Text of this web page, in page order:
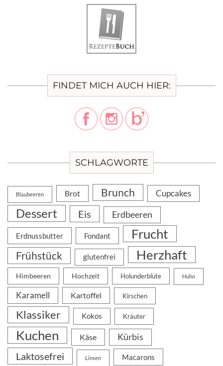
FINDET MICH AUCH HIER:
SCHLAGWORTE
Blaubeeren Brot Brunch Cupcakes
Dessert Eis Erdbeeren
Erdnussbutter Fondant Frucht
Frühstück glutenfrei Herzhaft
Himbeeren Hochzeit Holunderblüte Huhn
Karamell Kartoffel Kirschen
Klassiker Kokos Kräuter
Kuchen Käse Kürbis
Laktosefrei Linsen Macarons